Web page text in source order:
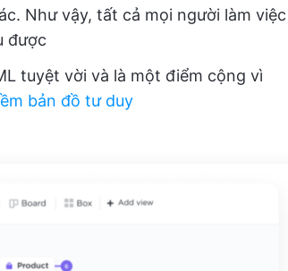
Như vậy, tất cả mọi người làm việc
được
tuyệt vời và là một điểm cộng vì
bản đồ tư duy